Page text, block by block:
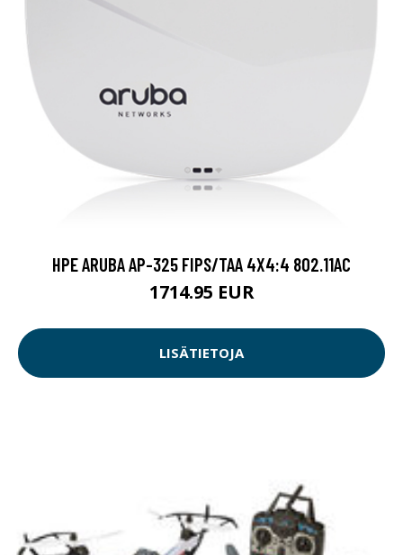
HPE ARUBA AP-325 FIPS/TAA 4X4:4 802.11AC
1714.95 EUR
LISÄTIETOJA